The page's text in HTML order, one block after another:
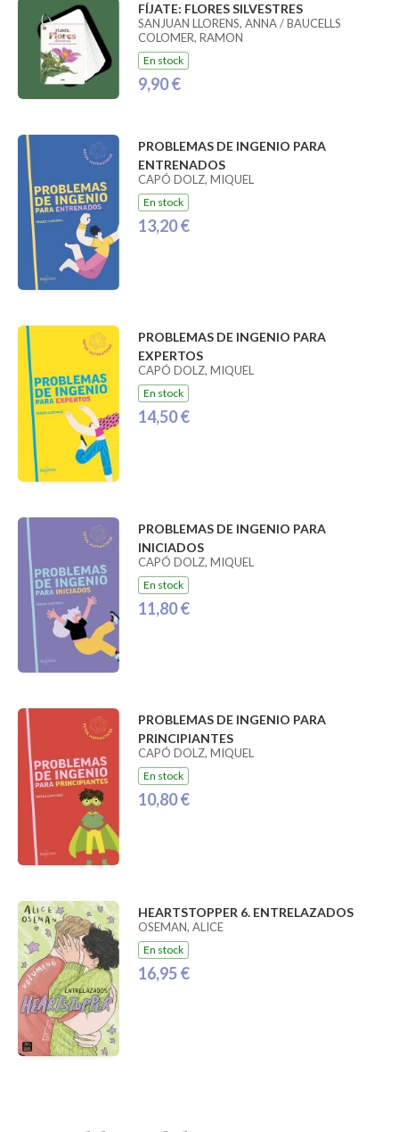
FÍJATE: FLORES SILVESTRES
SANJUAN LLORENS, ANNA / BAUCELLS
COLOMER, RAMON
En stock
9,90 €
PROBLEMAS DE INGENIO PARA
ENTRENADOS
CAPÓ DOLZ, MIQUEL
En stock
13,20 €
PROBLEMAS DE INGENIO PARA
EXPERTOS
CAPÓ DOLZ, MIQUEL
En stock
14,50 €
PROBLEMAS DE INGENIO PARA
INICIADOS
CAPÓ DOLZ, MIQUEL
En stock
11,80 €
PROBLEMAS DE INGENIO PARA
PRINCIPIANTES
CAPÓ DOLZ, MIQUEL
En stock
10,80 €
HEARTSTOPPER 6. ENTRELAZADOS
OSEMAN, ALICE
En stock
16,95 €